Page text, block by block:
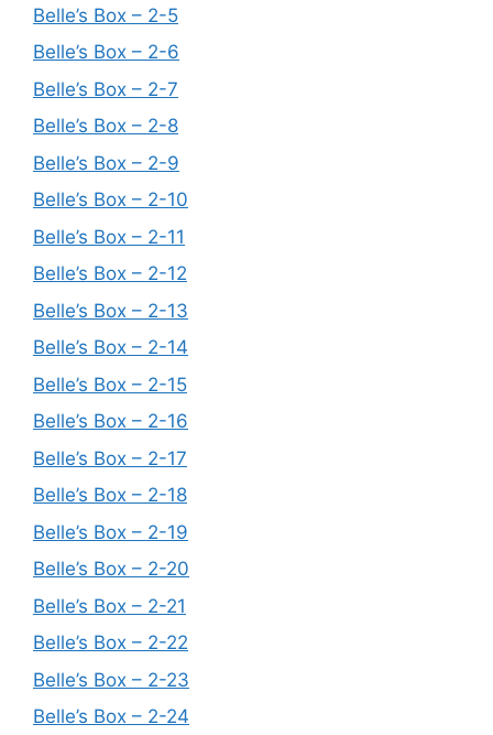
Belle’s Box – 2-5
Belle’s Box – 2-6
Belle’s Box – 2-7
Belle’s Box – 2-8
Belle’s Box – 2-9
Belle’s Box – 2-10
Belle’s Box – 2-11
Belle’s Box – 2-12
Belle’s Box – 2-13
Belle’s Box – 2-14
Belle’s Box – 2-15
Belle’s Box – 2-16
Belle’s Box – 2-17
Belle’s Box – 2-18
Belle’s Box – 2-19
Belle’s Box – 2-20
Belle’s Box – 2-21
Belle’s Box – 2-22
Belle’s Box – 2-23
Belle’s Box – 2-24